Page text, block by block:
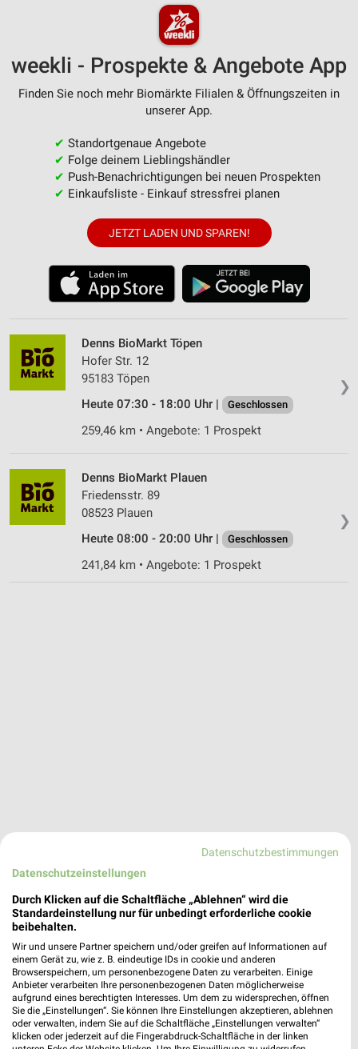
weekli - Prospekte & Angebote App
Finden Sie noch mehr Biomärkte Filialen & Öffnungszeiten in
unserer App.
✔ Standortgenaue Angebote
✔ Folge deinem Lieblingshändler
✔ Push-Benachrichtigungen bei neuen Prospekten
✔ Einkaufsliste - Einkauf stressfrei planen
JETZT LADEN UND SPAREN!
❯
Denns BioMarkt Töpen
Hofer Str. 12
95183 Töpen
Heute 07:30 - 18:00 Uhr |
Geschlossen
259,46 km • Angebote: 1 Prospekt
❯
Denns BioMarkt Plauen
Friedensstr. 89
08523 Plauen
Heute 08:00 - 20:00 Uhr |
Geschlossen
241,84 km • Angebote: 1 Prospekt
Drogerie Pester Wunsiedel
Karl-Sand-Str. 7
95632 Wunsiedel
292,51 km • Angebote: 1 Prospekt
Olgas Biomarkt und Reformhaus Marktredwitz
Markt 60
95615 Marktredwitz
Datenschutzbestimmungen
Datenschutzeinstellungen
Durch Klicken auf die Schaltfläche „Ablehnen“ wird die
Standardeinstellung nur für unbedingt erforderliche cookie
beibehalten.
Wir und unsere Partner speichern und/oder greifen auf Informationen auf
einem Gerät zu, wie z. B. eindeutige IDs in cookie und anderen
Browserspeichern, um personenbezogene Daten zu verarbeiten. Einige
Anbieter verarbeiten Ihre personenbezogenen Daten möglicherweise
aufgrund eines berechtigten Interesses. Um dem zu widersprechen, öffnen
Sie die „Einstellungen“. Sie können Ihre Einstellungen akzeptieren, ablehnen
oder verwalten, indem Sie auf die Schaltfläche „Einstellungen verwalten“
klicken oder jederzeit auf die Fingerabdruck-Schaltfläche in der linken